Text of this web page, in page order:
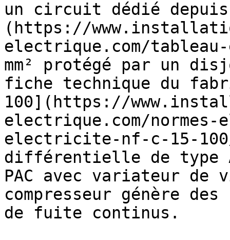
un circuit dédié
(https://
electrique.com/
mm² protégé par un
fiche technique du
100](https://
electrique.com/normes-
electricite-nf-c-15-
différentielle de type
PAC avec variateur
compresseur génère
de fuite continus.